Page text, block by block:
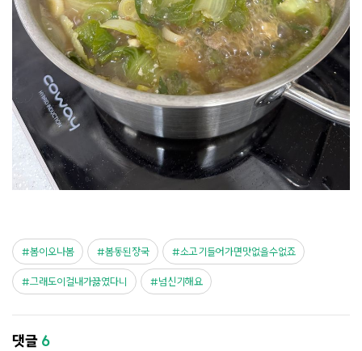
봄이오나봄 봄동된장국 소고기들어가면맛없을수없죠
그래도이걸내가끓였다니 넘신기해요
댓글 6